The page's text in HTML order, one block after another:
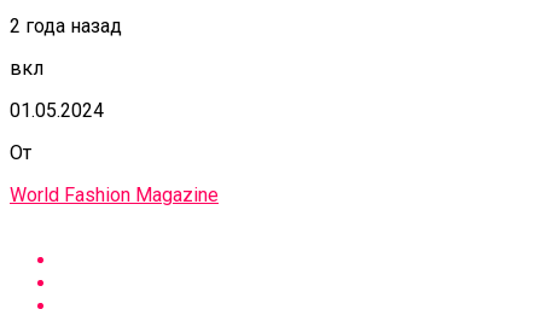
2 года назад
вкл
01.05.2024
От
World Fashion Magazine